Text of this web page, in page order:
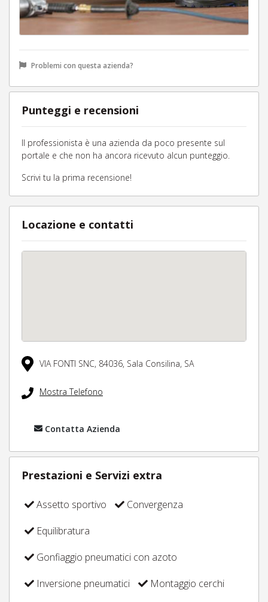
Problemi con questa azienda?
Punteggi e recensioni
Il professionista è una azienda da poco presente sul
portale e che non ha ancora ricevuto alcun punteggio.
Scrivi tu la prima recensione!
Locazione e contatti
VIA FONTI SNC, 84036, Sala Consilina, SA
Mostra Telefono
Contatta Azienda
Prestazioni e Servizi extra
Assetto sportivo
Convergenza
Equilibratura
Gonfiaggio pneumatici con azoto
Inversione pneumatici
Montaggio cerchi